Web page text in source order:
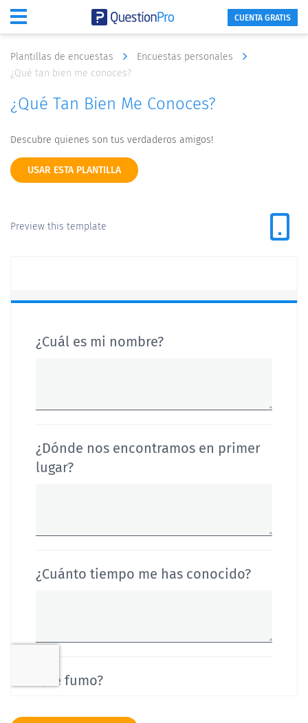
CUENTA GRATIS
Plantillas de encuestas
Encuestas personales
¿Qué tan bien me conoces?
¿Qué Tan Bien Me Conoces?
Descubre quienes son tus verdaderos amigos!
USAR ESTA PLANTILLA
Preview this template